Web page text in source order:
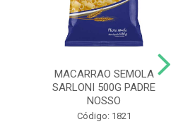
MACARRAO SEMOLA
SARLONI 500G PADRE
NOSSO
Código: 1821